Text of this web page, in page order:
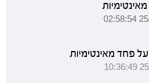
פחד מאינטימיות